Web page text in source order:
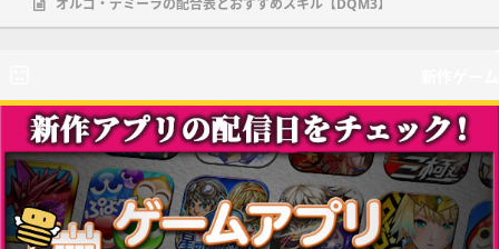
オルゴ・デミーラの配合表とおすすめスキル【DQM3】